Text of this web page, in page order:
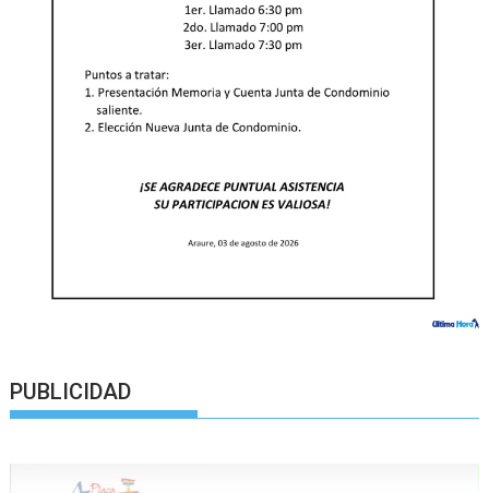
PUBLICIDAD